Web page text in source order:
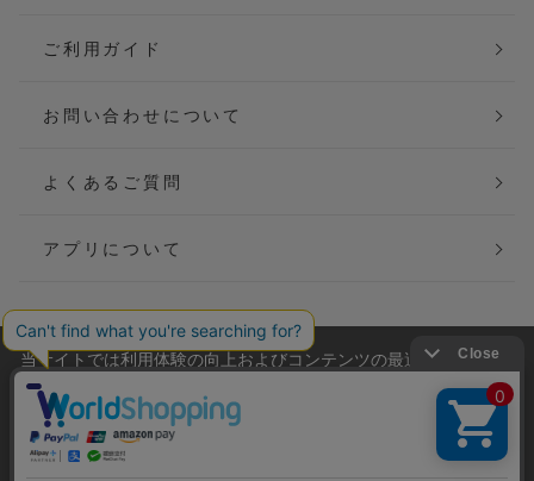
ご利用ガイド
お問い合わせについて
よくあるご質問
アプリについて
会社概要
ご利用規約
当サイトでは利用体験の向上およびコンテンツの最適な提供、ト
ラフィックの分析を目的としてCookieを使用しています。
サイトの閲覧を継続された場合、Cookieの利用に同意したことも
のといたします。
詳細については
をご確認ください。